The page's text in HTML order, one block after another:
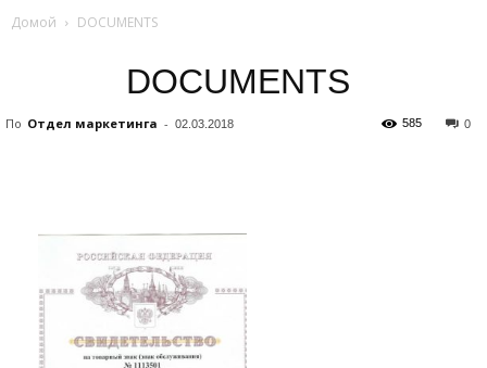
Домой DOCUMENTS
DOCUMENTS
По Отдел маркетинга - 02.03.2018 0
585